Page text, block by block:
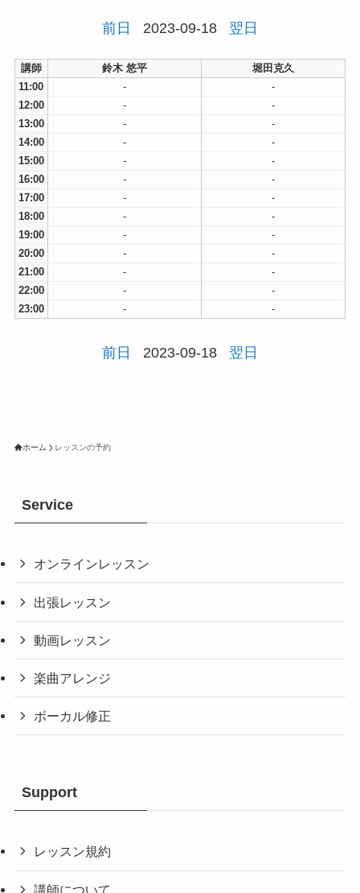
前日 2023-09-18 翌日
講師 鈴木 悠平
堀田克久
11:00
-
-
12:00
-
-
13:00
-
-
14:00
-
-
15:00
-
-
16:00
-
-
17:00
-
-
18:00
-
-
19:00
-
-
20:00
-
-
21:00
-
-
22:00
-
-
23:00
- -
前日 2023-09-18 翌日
ホーム レッスンの予約
Service
オンラインレッスン
出張レッスン
動画レッスン
楽曲アレンジ
ボーカル修正
Support
レッスン規約
講師について